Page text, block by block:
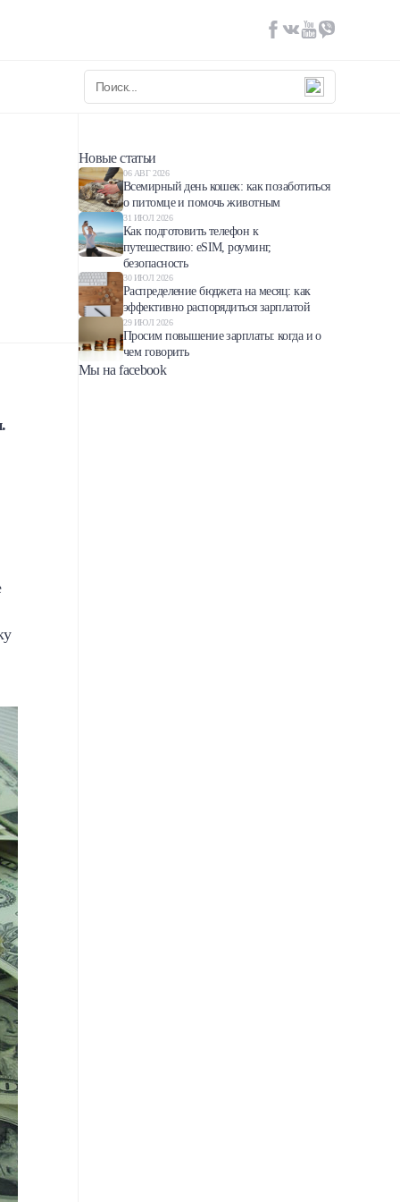
Новые статьи
06 АВГ 2026
Всемирный день кошек: как позаботиться
о питомце и помочь животным
31 ИЮЛ 2026
Как подготовить телефон к
путешествию: eSIM, роуминг,
безопасность
30 ИЮЛ 2026
Распределение бюджета на месяц: как
эффективно распорядиться зарплатой
29 ИЮЛ 2026
Просим повышение зарплаты: когда и о
чем говорить
Мы на facebook